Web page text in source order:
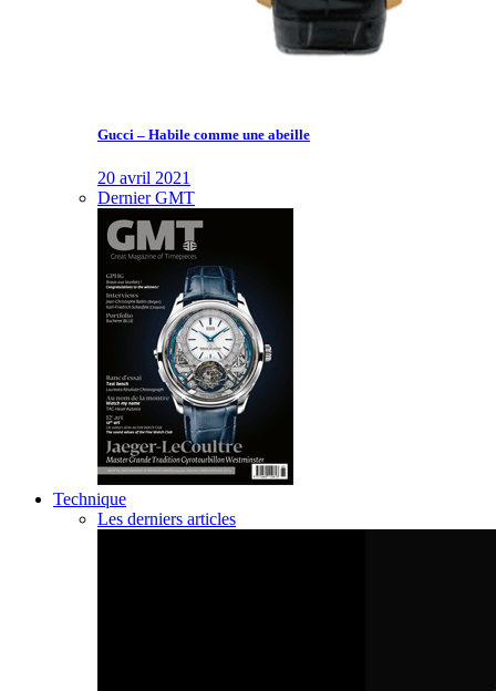
Gucci – Habile comme une abeille
20 avril 2021
Dernier GMT
Technique
Les derniers articles